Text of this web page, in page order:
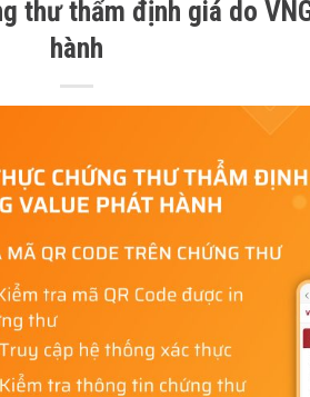
thư thẩm định giá do
hành